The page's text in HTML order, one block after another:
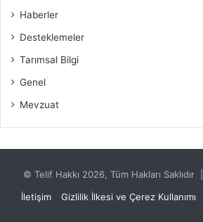
Haberler
Desteklemeler
Tarımsal Bilgi
Genel
Mevzuat
© Telif Hakkı 2026, Tüm Hakları
İletişim
Gizlilik İlkesi ve Çerez Kullanımı